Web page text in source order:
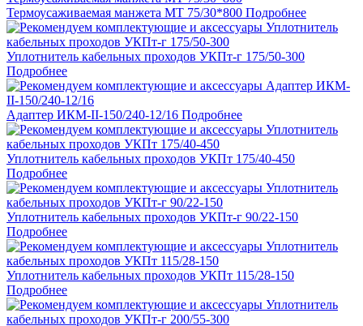
Термоусаживаемая манжета МТ 75/30*800 Подробнее
Уплотнитель кабельных проходов УКПт-г 175/50-300
Подробнее
Адаптер ИКМ-II-150/240-12/16 Подробнее
Уплотнитель кабельных проходов УКПт 175/40-450
Подробнее
Уплотнитель кабельных проходов УКПт-г 90/22-150
Подробнее
Уплотнитель кабельных проходов УКПт 115/28-150
Подробнее